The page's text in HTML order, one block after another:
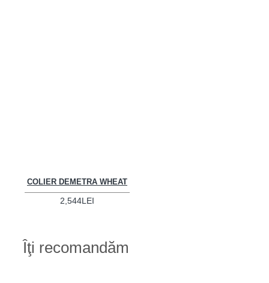
COLIER DEMETRA WHEAT
2,544LEI
Îţi recomandăm